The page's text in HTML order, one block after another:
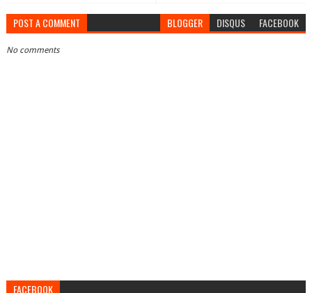
POST A COMMENT BLOGGER DISQUS FACEBOOK
No comments
FACEBOOK